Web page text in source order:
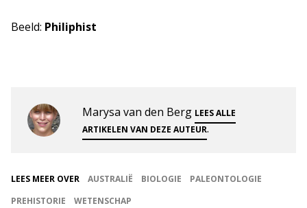
Beeld: Philiphist
Marysa van den Berg LEES ALLE
ARTIKELEN VAN DEZE AUTEUR.
LEES MEER OVER AUSTRALIË BIOLOGIE
PALEONTOLOGIE
PREHISTORIE
WETENSCHAP